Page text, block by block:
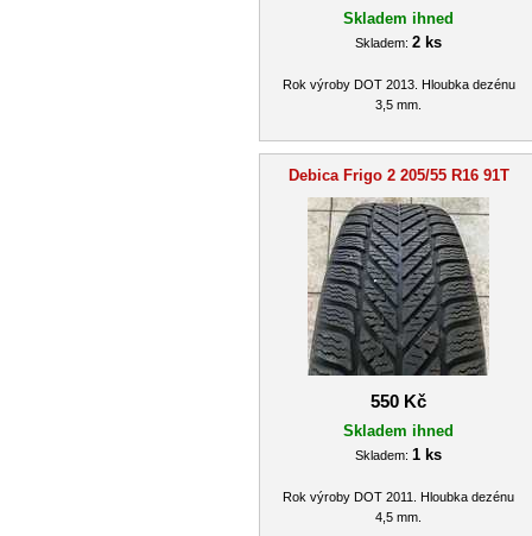
Skladem ihned
Skladem: 2 ks
Rok výroby DOT 2013. Hloubka dezénu
3,5 mm.
Debica Frigo 2 205/55 R16 91T
550 Kč
Skladem ihned
Skladem: 1 ks
Rok výroby DOT 2011. Hloubka dezénu
4,5 mm.